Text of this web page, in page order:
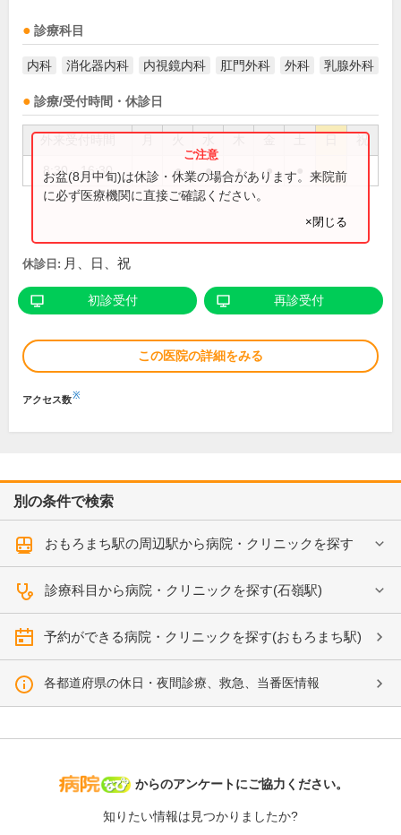
診療科目
内科 消化器内科 内視鏡内科 肛門外科 外科 乳腺外科
診療/受付時間・休診日
祝
8:30～16:30 ● ● ● ●
お盆(8月中旬)は休診・休業の場合があります。来院前
に必ず医療機関に直接ご確認ください。
×閉じる
休診日: 月、日、祝
初診受付 再診受付
この医院の詳細をみる
アクセス数※
別の条件で検索
おもろまち駅の周辺駅から病院・クリニックを探す
診療科目から病院・クリニックを探す(石嶺駅)
予約ができる病院・クリニックを探す(おもろまち駅)
各都道府県の休日・夜間診療、救急、当番医情報
病院なび
からのアンケートにご協力ください。
知りたい情報は見つかりましたか?